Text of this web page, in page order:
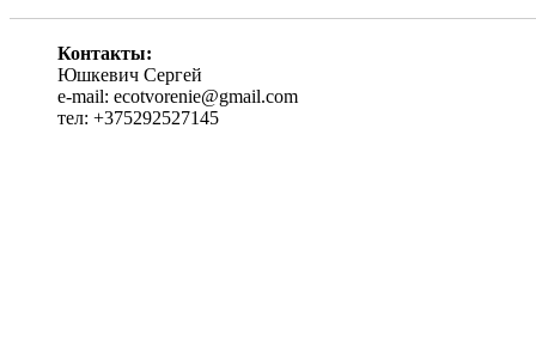
Контакты:
Юшкевич Сергей
e-mail: ecotvorenie@gmail.com
тел: +375292527145